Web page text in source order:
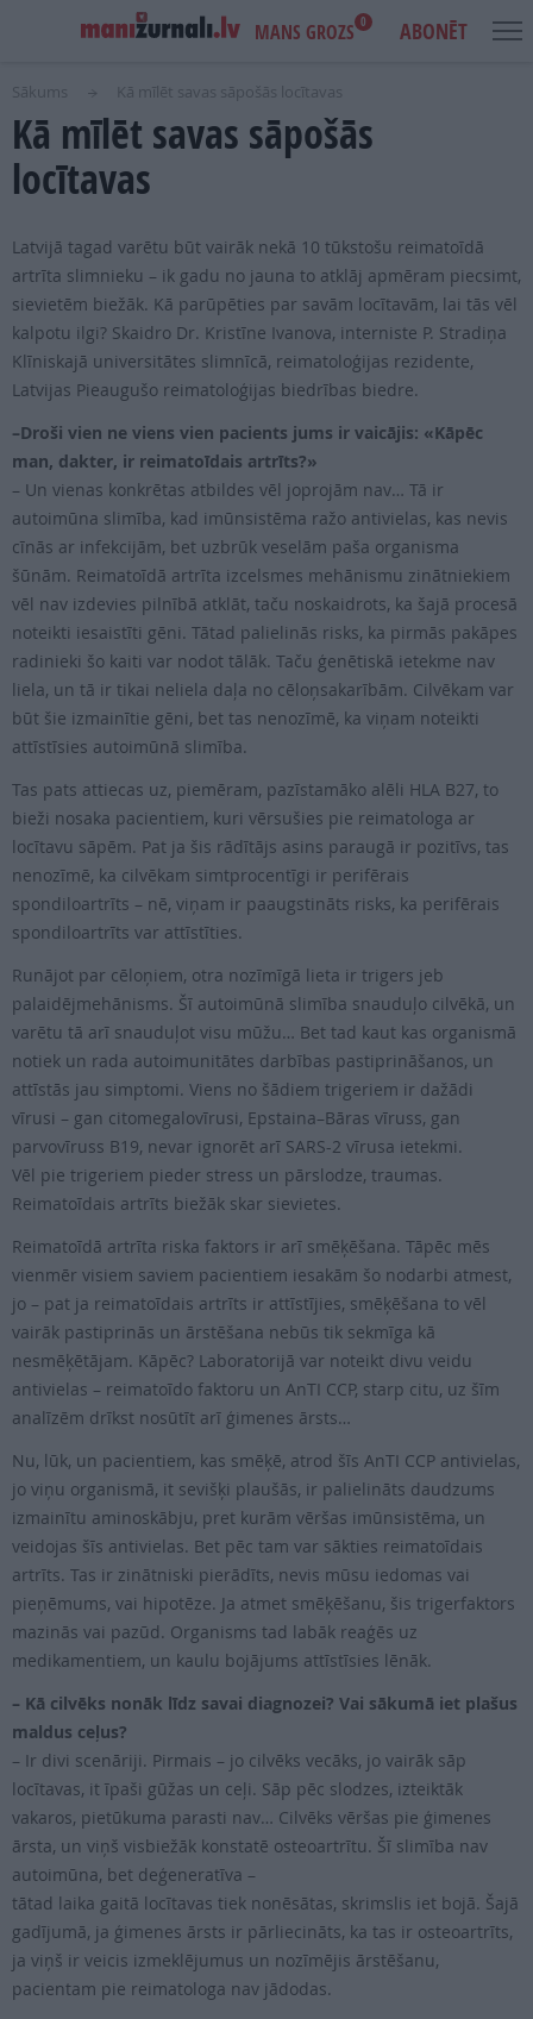
MANS GROZS 0
USER
ACCOUNT
MENU
MAIN
NAVIGATION
IENĀKT
NOTIKUMI
IZDEVUMI
LASI PAR BRĪVU
REKLĀMA
IZDEVNIECĪBA
PROJEKTI
SEARCH
ABONĒT
Sākums Kā mīlēt savas sāpošās locītavas
Kā mīlēt savas sāpošās
locītavas
Latvijā tagad varētu būt vairāk nekā 10 tūkstošu reimatoīdā
artrīta slimnieku – ik gadu no jauna to atklāj apmēram piecsimt,
sievietēm biežāk. Kā parūpēties par savām locītavām, lai tās vēl
kalpotu ilgi? Skaidro Dr. Kristīne Ivanova, interniste P. Stradiņa
Klīniskajā universitātes slimnīcā, reimatoloģijas rezidente,
Latvijas Pieaugušo reimatoloģijas biedrības biedre.
–Droši vien ne viens vien pacients jums ir vaicājis: «Kāpēc
man, dakter, ir reimatoīdais artrīts?»
– Un vienas konkrētas atbildes vēl joprojām nav… Tā ir
autoimūna slimība, kad imūnsistēma ražo antivielas, kas nevis
cīnās ar infekcijām, bet uzbrūk veselām paša organisma
šūnām. Reimatoīdā artrīta izcelsmes mehānismu zinātniekiem
vēl nav izdevies pilnībā atklāt, taču noskaidrots, ka šajā procesā
noteikti iesaistīti gēni. Tātad palielinās risks, ka pirmās pakāpes
radinieki šo kaiti var nodot tālāk. Taču ģenētiskā ietekme nav
liela, un tā ir tikai neliela daļa no cēloņsakarībām. Cilvēkam var
būt šie izmainītie gēni, bet tas nenozīmē, ka viņam noteikti
attīstīsies autoimūnā slimība.
Tas pats attiecas uz, piemēram, pazīstamāko alēli HLA B27, to
bieži nosaka pacientiem, kuri vērsušies pie reimatologa ar
locītavu sāpēm. Pat ja šis rādītājs asins paraugā ir pozitīvs, tas
nenozīmē, ka cilvēkam simtprocentīgi ir perifērais
spondiloartrīts – nē, viņam ir paaugstināts risks, ka perifērais
spondiloartrīts var attīstīties.
Runājot par cēloņiem, otra nozīmīgā lieta ir trigers jeb
palaidējmehānisms. Šī autoimūnā slimība snauduļo cilvēkā, un
varētu tā arī snauduļot visu mūžu… Bet tad kaut kas organismā
notiek un rada autoimunitātes darbības pastiprināšanos, un
attīstās jau simptomi. Viens no šādiem trigeriem ir dažādi
vīrusi – gan citomegalovīrusi, Epstaina–Bāras vīruss, gan
parvovīruss B19, nevar ignorēt arī SARS-2 vīrusa ietekmi.
Vēl pie trigeriem pieder stress un pārslodze, traumas.
Reimatoīdais artrīts biežāk skar sievietes.
Reimatoīdā artrīta riska faktors ir arī smēķēšana. Tāpēc mēs
vienmēr visiem saviem pacientiem iesakām šo nodarbi atmest,
jo – pat ja reimatoīdais artrīts ir attīstījies, smēķēšana to vēl
vairāk pastiprinās un ārstēšana nebūs tik sekmīga kā
nesmēķētājam. Kāpēc? Laboratorijā var noteikt divu veidu
antivielas – reimatoīdo faktoru un AnTI CCP, starp citu, uz šīm
analīzēm drīkst nosūtīt arī ģimenes ārsts…
Nu, lūk, un pacientiem, kas smēķē, atrod šīs AnTI CCP antivielas,
jo viņu organismā, it sevišķi plaušās, ir palielināts daudzums
izmainītu aminoskābju, pret kurām vēršas imūnsistēma, un
veidojas šīs antivielas. Bet pēc tam var sākties reimatoīdais
artrīts. Tas ir zinātniski pierādīts, nevis mūsu iedomas vai
pieņēmums, vai hipotēze. Ja atmet smēķēšanu, šis trigerfaktors
mazinās vai pazūd. Organisms tad labāk reaģēs uz
medikamentiem, un kaulu bojājums attīstīsies lēnāk.
– Kā cilvēks nonāk līdz savai diagnozei? Vai sākumā iet plašus
maldus ceļus?
– Ir divi scenāriji. Pirmais – jo cilvēks vecāks, jo vairāk sāp
locītavas, it īpaši gūžas un ceļi. Sāp pēc slodzes, izteiktāk
vakaros, pietūkuma parasti nav… Cilvēks vēršas pie ģimenes
ārsta, un viņš visbiežāk konstatē osteoartrītu. Šī slimība nav
autoimūna, bet deģeneratīva –
tātad laika gaitā locītavas tiek nonēsātas, skrimslis iet bojā. Šajā
gadījumā, ja ģimenes ārsts ir pārliecināts, ka tas ir osteoartrīts,
ja viņš ir veicis izmeklējumus un nozīmējis ārstēšanu,
pacientam pie reimatologa nav jādodas.